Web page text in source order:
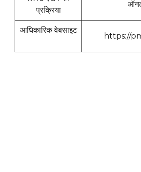
प्रक्रिया
आधिकारिक वेबसाइट
https://